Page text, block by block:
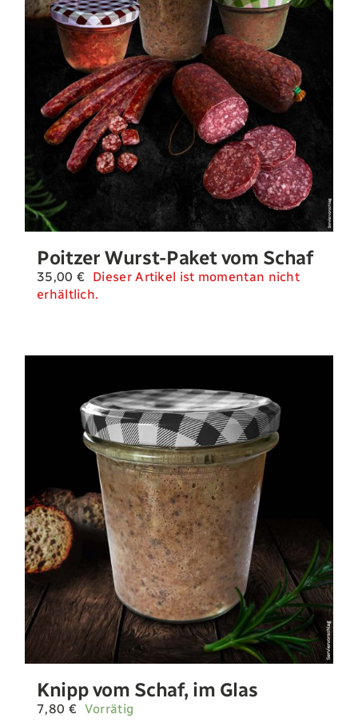
Poitzer Wurst-Paket vom Schaf
35,00 € Dieser Artikel ist momentan nicht
erhältlich.
Knipp vom Schaf, im Glas
7,80 € Vorrätig